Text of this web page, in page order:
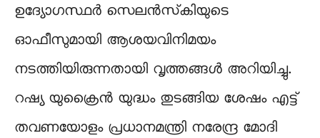
ഉദ്യോഗസ്ഥർ സെലൻസ്‌കിയുടെ
ഓഫീസുമായി ആശയവിനിമയം
നടത്തിയിരുന്നതായി വൃത്തങ്ങൾ അറിയിച്ചു.
റഷ്യ യുക്രൈൻ യുദ്ധം തുടങ്ങിയ ശേഷം എട്ട്
തവണയോളം പ്രധാനമന്ത്രി നരേന്ദ്ര മോദി